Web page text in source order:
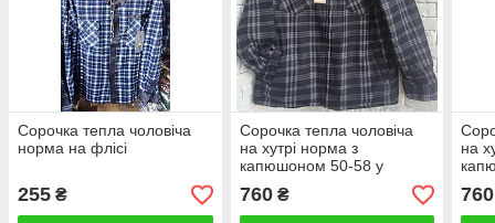
Сорочка тепла чоловіча
норма на флісі
255 ₴
Сорочка тепла чоловіча
на хутрі норма з
капюшоном 50-58 у
роздріб
760₴
на
760